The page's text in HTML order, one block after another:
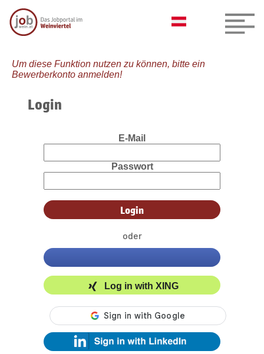
Um diese Funktion nutzen zu können, bitte ein
Bewerberkonto anmelden!
Login
E-Mail
Passwort
oder
Log in with XING